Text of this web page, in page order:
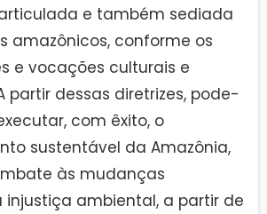
e também sediada
amazônicos, conforme os
e vocações culturais e
partir dessas diretrizes, pode-
com êxito, o
sustentável da Amazônia,
às mudanças
ambiental, a partir de